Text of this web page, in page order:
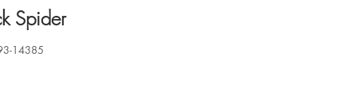
Spider
14385